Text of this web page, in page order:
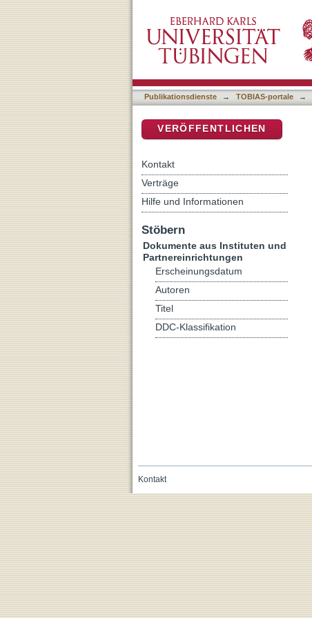
Publikationsdienste → TOBIAS-portale →
VERÖFFENTLICHEN
Kontakt
Verträge
Hilfe und Informationen
Stöbern
Dokumente aus Instituten und
Partnereinrichtungen
Erscheinungsdatum
Autoren
Titel
DDC-Klassifikation
Kontakt